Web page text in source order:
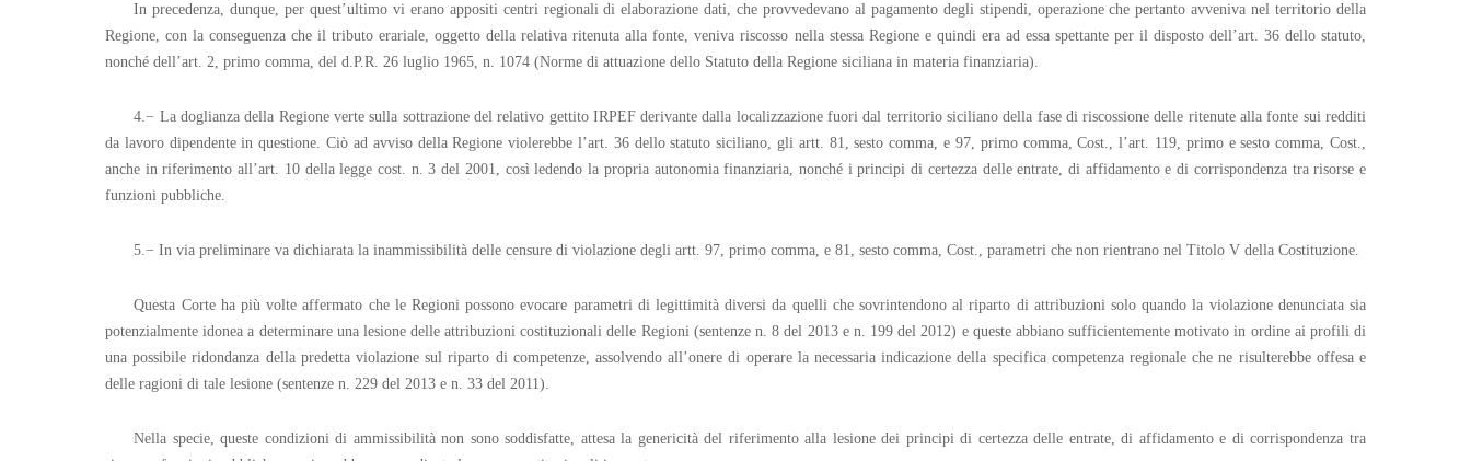
In precedenza, dunque, per quest’ultimo vi erano appositi centri regionali di elaborazione dati, che provvedevano al pagamento degli stipendi, operazione che pertanto avveniva nel territorio della
Regione, con la conseguenza che il tributo erariale, oggetto della relativa ritenuta alla fonte, veniva riscosso nella stessa Regione e quindi era ad essa spettante per il disposto dell’art. 36 dello statuto,
nonché dell’art. 2, primo comma, del d.P.R. 26 luglio 1965, n. 1074 (Norme di attuazione dello Statuto della Regione siciliana in materia finanziaria).
4.− La doglianza della Regione verte sulla sottrazione del relativo gettito IRPEF derivante dalla localizzazione fuori dal territorio siciliano della fase di riscossione delle ritenute alla fonte sui redditi
da lavoro dipendente in questione. Ciò ad avviso della Regione violerebbe l’art. 36 dello statuto siciliano, gli artt. 81, sesto comma, e 97, primo comma, Cost., l’art. 119, primo e sesto comma, Cost.,
anche in riferimento all’art. 10 della legge cost. n. 3 del 2001, così ledendo la propria autonomia finanziaria, nonché i principi di certezza delle entrate, di affidamento e di corrispondenza tra risorse e
funzioni pubbliche.
5.− In via preliminare va dichiarata la inammissibilità delle censure di violazione degli artt. 97, primo comma, e 81, sesto comma, Cost., parametri che non rientrano nel Titolo V della Costituzione.
Questa Corte ha più volte affermato che le Regioni possono evocare parametri di legittimità diversi da quelli che sovrintendono al riparto di attribuzioni solo quando la violazione denunciata sia
potenzialmente idonea a determinare una lesione delle attribuzioni costituzionali delle Regioni (sentenze n. 8 del 2013 e n. 199 del 2012) e queste abbiano sufficientemente motivato in ordine ai profili di
una possibile ridondanza della predetta violazione sul riparto di competenze, assolvendo all’onere di operare la necessaria indicazione della specifica competenza regionale che ne risulterebbe offesa e
delle ragioni di tale lesione (sentenze n. 229 del 2013 e n. 33 del 2011).
Nella specie, queste condizioni di ammissibilità non sono soddisfatte, attesa la genericità del riferimento alla lesione dei principi di certezza delle entrate, di affidamento e di corrispondenza tra